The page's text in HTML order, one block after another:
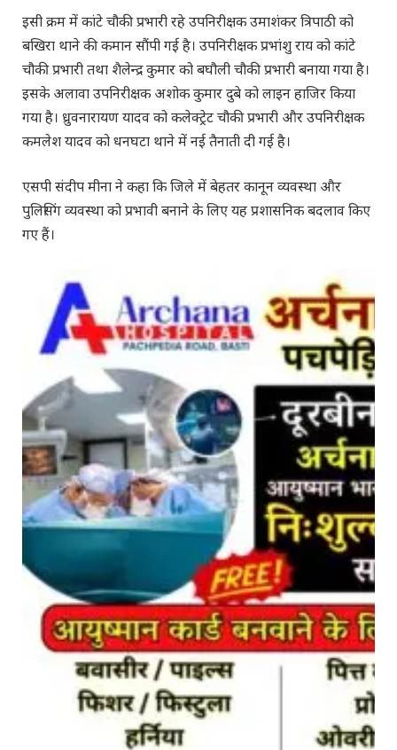
इसी क्रम में कांटे चौकी प्रभारी रहे उपनिरीक्षक उमाशंकर त्रिपाठी को
बखिरा थाने की कमान सौंपी गई है। उपनिरीक्षक प्रभांशु राय को कांटे
चौकी प्रभारी तथा शैलेन्द्र कुमार को बघौली चौकी प्रभारी बनाया गया है।
इसके अलावा उपनिरीक्षक अशोक कुमार दुबे को लाइन हाजिर किया
गया है। ध्रुवनारायण यादव को कलेक्ट्रेट चौकी प्रभारी और उपनिरीक्षक
कमलेश यादव को धनघटा थाने में नई तैनाती दी गई है।
एसपी संदीप मीना ने कहा कि जिले में बेहतर कानून व्यवस्था और
पुलिसिंग व्यवस्था को प्रभावी बनाने के लिए यह प्रशासनिक बदलाव किए
गए हैं।